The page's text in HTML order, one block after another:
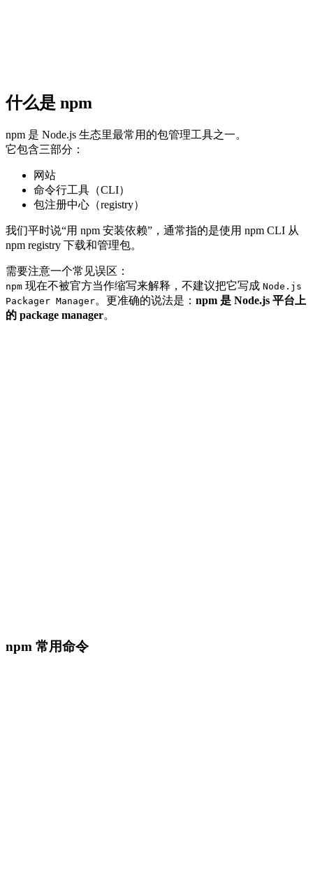
什么是 npm
npm 是 Node.js 生态里最常用的包管理工具之一。
它包含三部分：
网站
命令行工具（CLI）
包注册中心（registry）
我们平时说“用 npm 安装依赖”，通常指的是使用 npm CLI 从
npm registry 下载和管理包。
需要注意一个常见误区：
npm 现在不被官方当作缩写来解释，不建议把它写成 Node.js
Packager Manager。更准确的说法是： npm 是 Node.js 平台上
的 package manager。
npm 常用命令